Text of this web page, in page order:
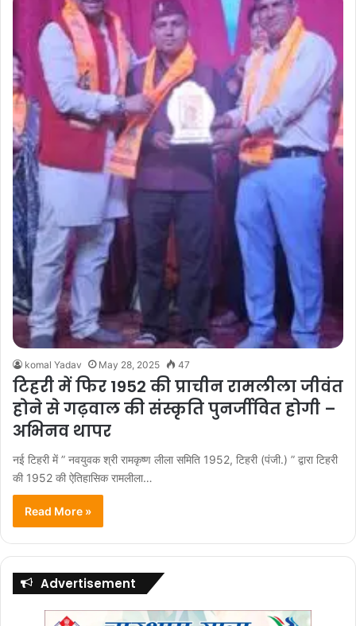
komal Yadav May 28, 2025 47
टिहरी में फिर 1952 की प्राचीन रामलीला जीवंत
होने से गढ़वाल की संस्कृति पुनर्जीवित होगी –
अभिनव थापर
नई टिहरी में ” नवयुवक श्री रामकृष्ण लीला समिति 1952, टिहरी (पंजी.) ” द्वारा टिहरी
की 1952 की ऐतिहासिक रामलीला…
Read More »
Advertisement